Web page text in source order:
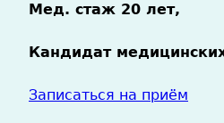
Мед. стаж 20 лет,
Кандидат
Записаться на приём